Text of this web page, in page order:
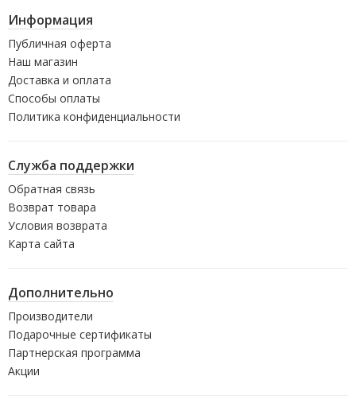
Информация
Публичная оферта
Наш магазин
Доставка и оплата
Способы оплаты
Политика конфиденциальности
Служба поддержки
Обратная связь
Возврат товара
Условия возврата
Карта сайта
Дополнительно
Производители
Подарочные сертификаты
Партнерская программа
Акции